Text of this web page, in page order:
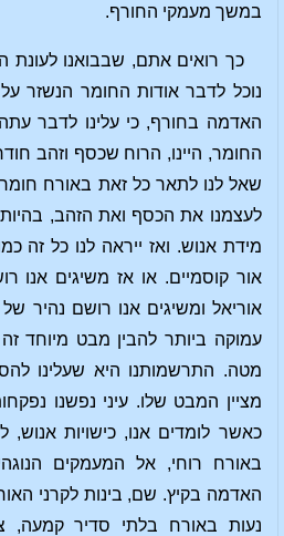
במשך מעמקי החורף.
כך רואים אתם, שבבואנו לעונת
נוכל לדבר אודות החומר הנשזר
האדמה בחורף, כי עלינו לדבר
החומר, היינו, הרוח שכסף וזהב
שאל לנו לתאר כל זאת באורח
לעצמנו את הכסף ואת הזהב,
מידת אנוש. ואז ייראה לנו כל זה
אור קוסמיים. או אז משיגים אנו
אוריאל ומשיגים אנו רושם נהיר
עמוקה ביותר להבין מבט מיוחד
מטה. התרשמותנו היא שעלינו
מציין המבט שלו. עיני נפשנו
כאשר לומדים אנו, כישויות אנוש,
באורח רוחי, אל המעמקים
האדמה בקיץ. שם, בינות לקרני
נעות באורח בלתי סדיר קמעה,